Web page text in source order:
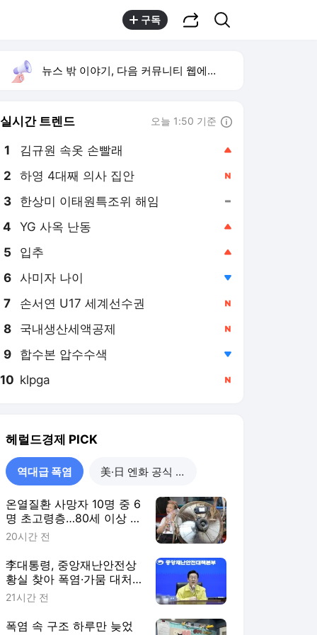
구독
뉴스 밖 이야기, 다음 커뮤니티 웹에서 보기
실시간 트렌드 오늘 1:50 기준
1 김규원 속옷 손빨래
하영 4대째 의사 집안
3 한상미 이태원특조위 해임
4 YG 사옥 난동
5 입추
6 사미자 나이
7 손서연 U17 세계선수권
8 국내생산세액공제
9 합수본 압수수색
10 klpga
헤럴드경제 PICK
역대급 폭염 美·日 엔화 공식 개입
온열질환 사망자 10명 중 6
명 초고령층…80세 이상 집
중 보호 추진
20시간 전
李대통령, 중앙재난안전상
황실 찾아 폭염·가뭄 대처
점검
21시간 전
폭염 속 구조 하루만 늦었